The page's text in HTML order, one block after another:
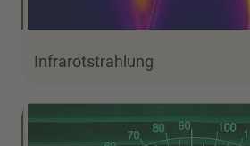
Infrarotstrahlung